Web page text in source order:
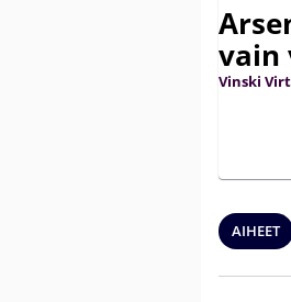
vain
Vinski
AIHEET